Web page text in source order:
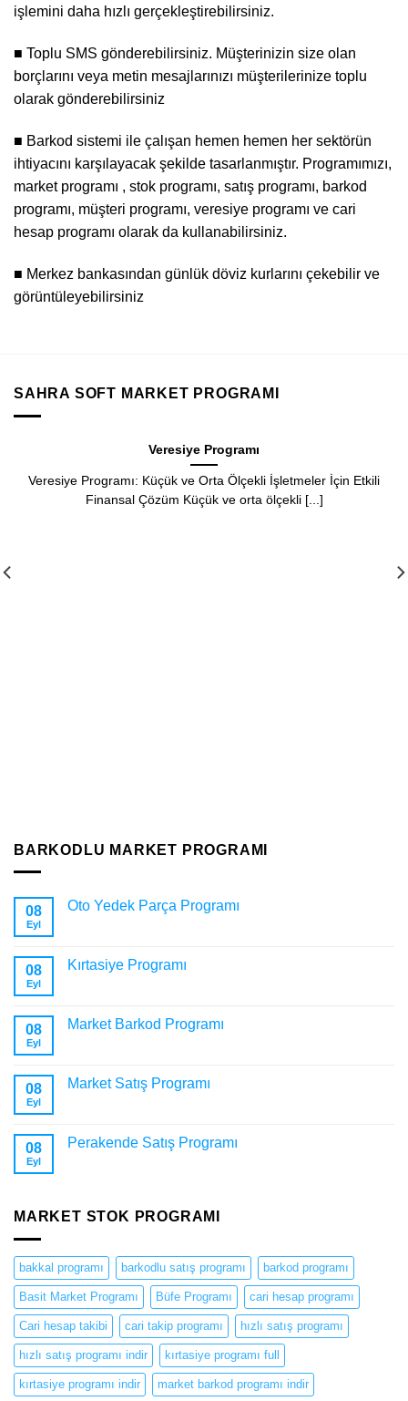
işlemini daha hızlı gerçekleştirebilirsiniz.
■ Toplu SMS gönderebilirsiniz. Müşterinizin size olan
borçlarını veya metin mesajlarınızı müşterilerinize toplu
olarak gönderebilirsiniz
■ Barkod sistemi ile çalışan hemen hemen her sektörün
ihtiyacını karşılayacak şekilde tasarlanmıştır. Programımızı,
market programı , stok programı, satış programı, barkod
programı, müşteri programı, veresiye programı ve cari
hesap programı olarak da kullanabilirsiniz.
■ Merkez bankasından günlük döviz kurlarını çekebilir ve
görüntüleyebilirsiniz
SAHRA SOFT MARKET PROGRAMI
Orta Ölçekli İşletmeler İçin Etkili
ve orta ölçekli [...]
Perakende Satış
Yönetirsiniz? Giriş
BARKODLU MARKET PROGRAMI
08
Eyl
Oto Yedek Parça Programı
08
Eyl
Kırtasiye Programı
08
Eyl
Market Barkod Programı
08
Eyl
Market Satış Programı
08
Eyl
Perakende Satış Programı
MARKET STOK PROGRAMI
bakkal programı barkodlu satış programı barkod programı
Basit Market Programı Büfe Programı cari hesap programı
Cari hesap takibi cari takip programı hızlı satış programı
hızlı satış programı indir kırtasiye programı full
kırtasiye programı indir market barkod programı indir